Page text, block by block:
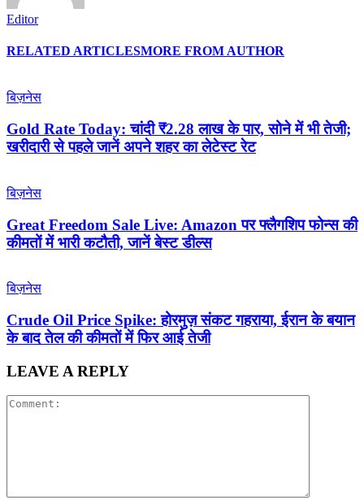
Editor
RELATED ARTICLESMORE FROM AUTHOR
बिज़नेस
Gold Rate Today: चांदी ₹2.28 लाख के पार, सोने में भी तेजी;
खरीदारी से पहले जानें अपने शहर का लेटेस्ट रेट
बिज़नेस
Great Freedom Sale Live: Amazon पर फ्लैगशिप फोन्स की
कीमतों में भारी कटौती, जानें बेस्ट डील्स
बिज़नेस
Crude Oil Price Spike: होरमुज़ संकट गहराया, ईरान के बयान
के बाद तेल की कीमतों में फिर आई तेजी
LEAVE A REPLY